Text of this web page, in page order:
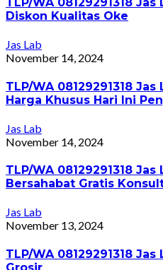
Diskon Kualitas Oke
Jas Lab
November 14, 2024
TLP/WA 08129291318
Harga Khusus Hari Ini
Jas Lab
November 14, 2024
TLP/WA 08129291318
Bersahabat Gratis
Jas Lab
November 13, 2024
TLP/WA 08129291318